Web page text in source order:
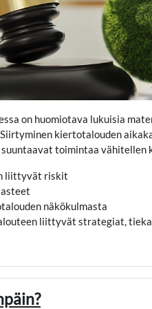
on huomiotava lukuisia
kiertotalouden
toimintaa vähitellen
liittyvät riskit
näkökulmasta
liittyvät strategiat,